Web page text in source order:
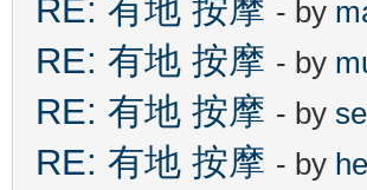
RE: 有地 按摩 - by
RE: 有地 按摩 - by
RE: 有地 按摩 - by
RE: 有地 按摩 - by